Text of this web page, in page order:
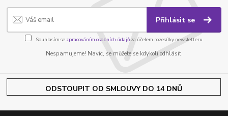
Přihlásit se
Souhlasím se zpracováním osobních údajůza účelem rozesílky newsletteru.
Nespamujeme! Navíc, se můžete se kdykoli odhlásit.
ODSTOUPIT OD SMLOUVY DO 14 DNŮ